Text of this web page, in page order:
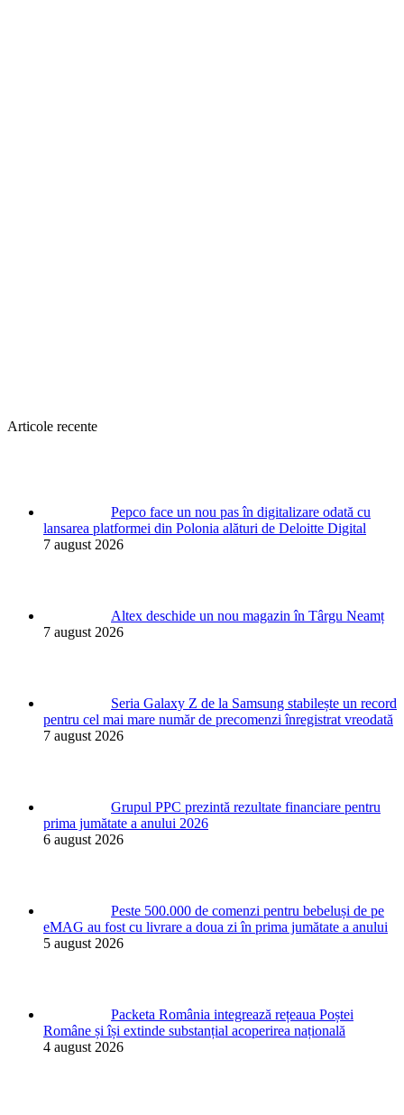
Articole recente
Pepco face un nou pas în digitalizare odată cu
lansarea platformei din Polonia alături de Deloitte Digital
7 august 2026
Altex deschide un nou magazin în Târgu Neamț
7 august 2026
Seria Galaxy Z de la Samsung stabilește un record
pentru cel mai mare număr de precomenzi înregistrat vreodată
7 august 2026
Grupul PPC prezintă rezultate financiare pentru
prima jumătate a anului 2026
6 august 2026
Peste 500.000 de comenzi pentru bebeluși de pe
eMAG au fost cu livrare a doua zi în prima jumătate a anului
5 august 2026
Packeta România integrează rețeaua Poștei
Române și își extinde substanțial acoperirea națională
4 august 2026